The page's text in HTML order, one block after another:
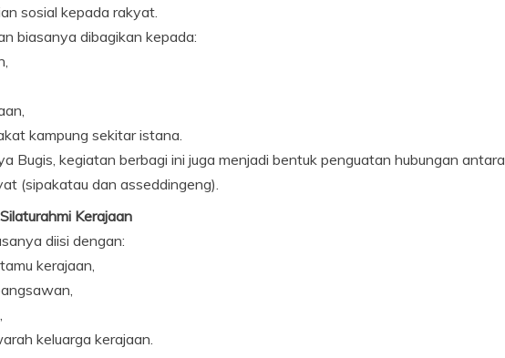
sosial kepada rakyat.
biasanya dibagikan kepada:
kampung sekitar istana.
Bugis, kegiatan berbagi ini juga menjadi bentuk penguatan hubungan antara
(sipakatau dan asseddingeng).
Kerajaan
diisi dengan:
kerajaan,
keluarga kerajaan.